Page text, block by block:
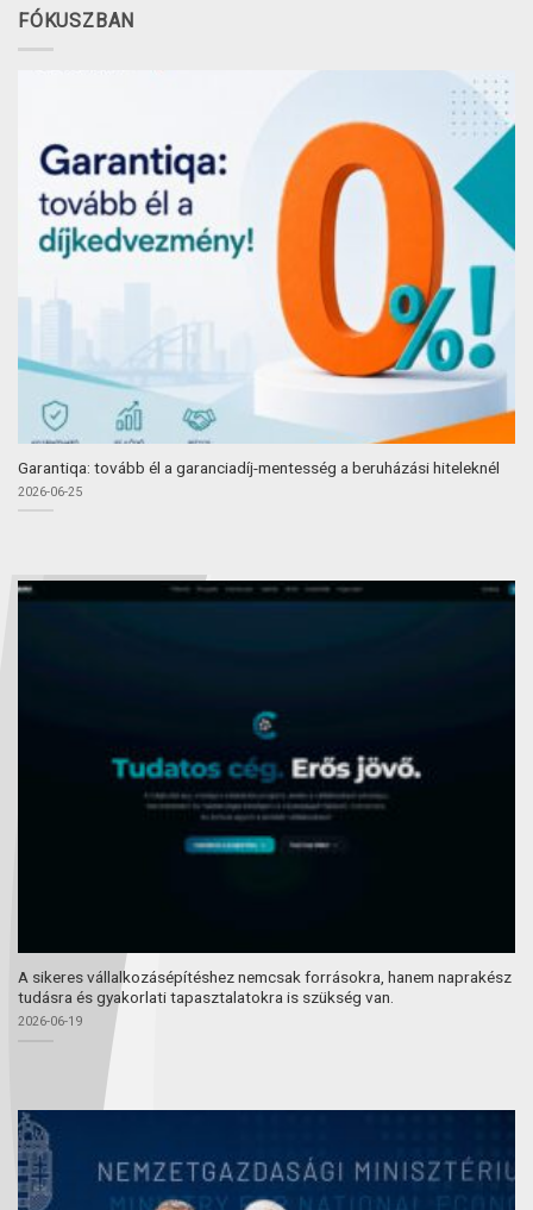
FÓKUSZBAN
Garantiqa: tovább él a garanciadíj-mentesség a beruházási hiteleknél
2026-06-25
A sikeres vállalkozásépítéshez nemcsak forrásokra, hanem naprakész
tudásra és gyakorlati tapasztalatokra is szükség van.
2026-06-19